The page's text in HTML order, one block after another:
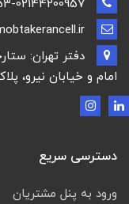
دفتر تهران:
امام و خیابان نیرو، پلاک 154، طبقه 4، واحد
دسترسی سریع
ورود به پنل مشتریان